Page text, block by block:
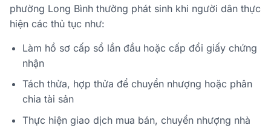
phường Long Bình thường phát sinh khi người dân thực
hiện các thủ tục như:
Làm hồ sơ cấp sổ lần đầu hoặc cấp đổi giấy chứng
nhận
Tách thửa, hợp thửa để chuyển nhượng hoặc phân
chia tài sản
Thực hiện giao dịch mua bán, chuyển nhượng nhà